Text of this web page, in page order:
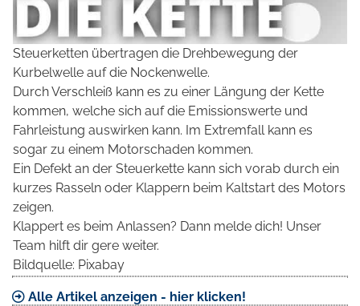
Steuerketten übertragen die Drehbewegung der
Kurbelwelle auf die Nockenwelle.
Durch Verschleiß kann es zu einer Längung der Kette
kommen, welche sich auf die Emissionswerte und
Fahrleistung auswirken kann. Im Extremfall kann es
sogar zu einem Motorschaden kommen.
Ein Defekt an der Steuerkette kann sich vorab durch ein
kurzes Rasseln oder Klappern beim Kaltstart des Motors
zeigen.
Klappert es beim Anlassen? Dann melde dich! Unser
Team hilft dir gere weiter.
Bildquelle: Pixabay
Alle Artikel anzeigen - hier klicken!